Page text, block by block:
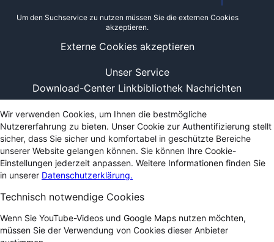
Unser Service
Download-Center Linkbibliothek Nachrichten
Um den Suchservice zu nutzen müssen Sie die externen Cookies
akzeptieren.
Externe Cookies akzeptieren
Wir verwenden Cookies, um Ihnen die bestmögliche
Nutzererfahrung zu bieten. Unser Cookie zur Authentifizierung stellt
sicher, dass Sie sicher und komfortabel in geschützte Bereiche
unserer Website gelangen können. Sie können Ihre Cookie-
Einstellungen jederzeit anpassen. Weitere Informationen finden Sie
in unserer Datenschutzerklärung.
Technisch notwendige Cookies
Wenn Sie YouTube-Videos und Google Maps nutzen möchten,
müssen Sie der Verwendung von Cookies dieser Anbieter